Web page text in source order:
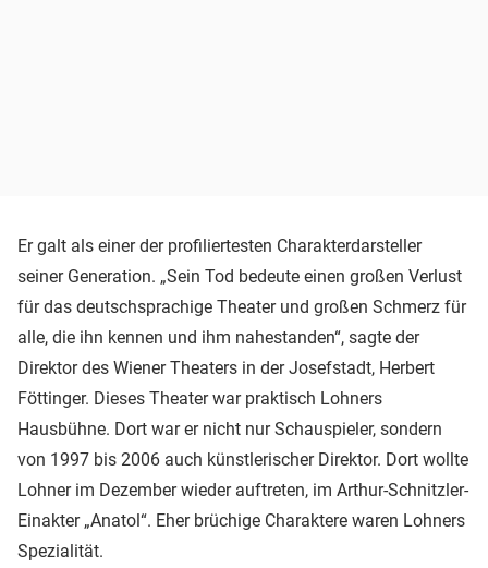
Er galt als einer der profiliertesten Charakterdarsteller
seiner Generation. „Sein Tod bedeute einen großen Verlust
für das deutschsprachige Theater und großen Schmerz für
alle, die ihn kennen und ihm nahestanden“, sagte der
Direktor des Wiener Theaters in der Josefstadt, Herbert
Föttinger. Dieses Theater war praktisch Lohners
Hausbühne. Dort war er nicht nur Schauspieler, sondern
von 1997 bis 2006 auch künstlerischer Direktor. Dort wollte
Lohner im Dezember wieder auftreten, im Arthur-Schnitzler-
Einakter „Anatol“. Eher brüchige Charaktere waren Lohners
Spezialität.